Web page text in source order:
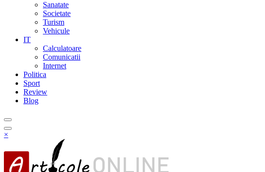
Sanatate
Societate
Turism
Vehicule
IT
Calculatoare
Comunicatii
Internet
Politica
Sport
Review
Blog
×